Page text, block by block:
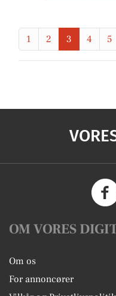
1 2 3 4 5
OM VORES
Om os
For annoncører